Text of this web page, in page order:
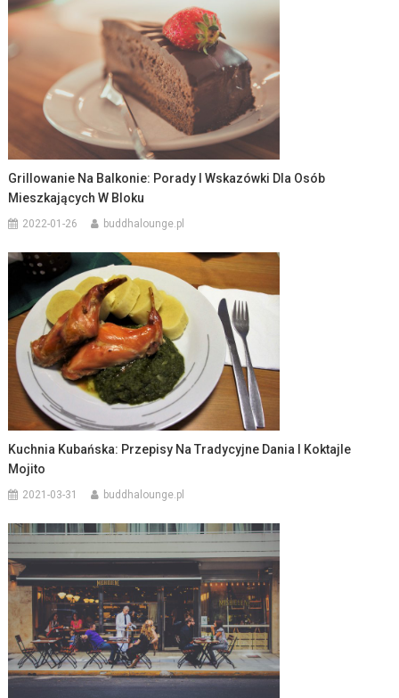
Grillowanie Na Balkonie: Porady I Wskazówki Dla Osób
Mieszkających W Bloku
2022-01-26 buddhalounge.pl
Kuchnia Kubańska: Przepisy Na Tradycyjne Dania I Koktajle
Mojito
2021-03-31 buddhalounge.pl